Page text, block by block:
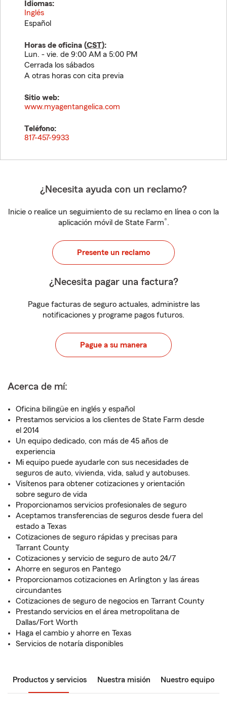
Idiomas:
Inglés
Español
Horas de oficina (CST):
Lun. - vie. de 9:00 AM a 5:00 PM
Cerrada los sábados
A otras horas con cita previa
Sitio web:
www.myagentangelica.com
Teléfono:
817-457-9933
¿Necesita ayuda con un reclamo?
Inicie o realice un seguimiento de su reclamo en línea o con la
aplicación móvil de State Farm®.
Presente un reclamo
¿Necesita pagar una factura?
Pague facturas de seguro actuales, administre las
notificaciones y programe pagos futuros.
Pague a su manera
Acerca de mí:
Oficina bilingüe en inglés y español
Prestamos servicios a los clientes de State Farm desde
el 2014
Un equipo dedicado, con más de 45 años de
experiencia
Mi equipo puede ayudarle con sus necesidades de
seguros de auto, vivienda, vida, salud y autobuses.
Visítenos para obtener cotizaciones y orientación
sobre seguro de vida
Proporcionamos servicios profesionales de seguro
Aceptamos transferencias de seguros desde fuera del
estado a Texas
Cotizaciones de seguro rápidas y precisas para
Tarrant County
Cotizaciones y servicio de seguro de auto 24/7
Ahorre en seguros en Pantego
Proporcionamos cotizaciones en Arlington y las áreas
circundantes
Cotizaciones de seguro de negocios en Tarrant County
Prestando servicios en el área metropolitana de
Dallas/Fort Worth
Haga el cambio y ahorre en Texas
Servicios de notaría disponibles
Productos y servicios Nuestra misión Nuestro equipo